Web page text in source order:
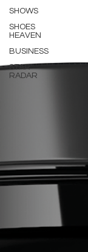
SHOWS
SHOES
HEAVEN
BUSINESS
STAR
RADAR